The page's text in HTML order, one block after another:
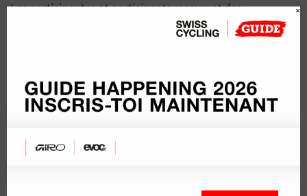
Les participantes et participants recevront des
informations actuelles sur le nouveau modèle Swiss
Cycling, qui peuvent également être suivies surla carte
VTT interactive. De plus, Steve Morabito, président de
préparatifs et les points forts des
×